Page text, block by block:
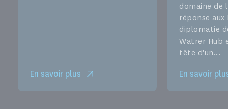
En savoir plus
domaine de
réponse
diplomatie
Watrer Hub
tête d'un...
En savoir